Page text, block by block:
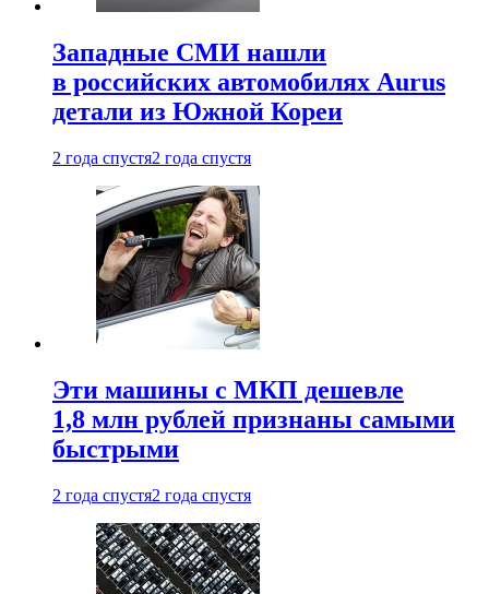
Западные СМИ нашли
в российских автомобилях Aurus
детали из Южной Кореи
2 года спустя2 года спустя
Эти машины с МКП дешевле
1,8 млн рублей признаны самыми
быстрыми
2 года спустя2 года спустя